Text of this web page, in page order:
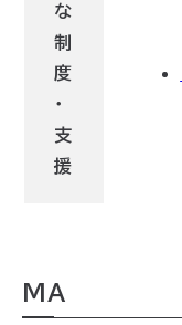
な
制
度
・
支
援
MA